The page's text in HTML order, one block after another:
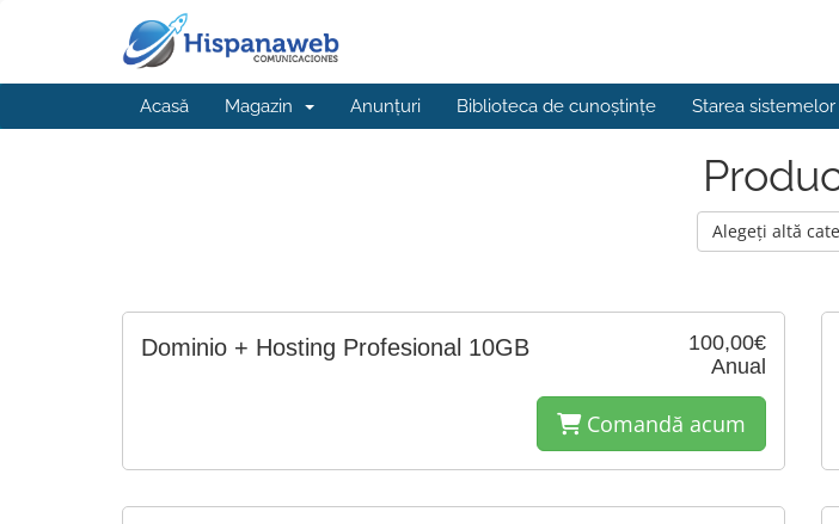
Acasă Magazin Anunțuri Biblioteca de cunoștințe Starea sistemelor
Alegeți altă
100,00€
Anual
Dominio + Hosting Profesional 10GB
Comandă acum